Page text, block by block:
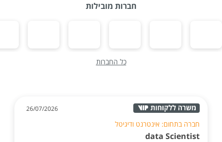
חברות מובילות
כל החברות
26/07/2026
חברה בתחום: אינטרנט ודיגיטל
data Scientist